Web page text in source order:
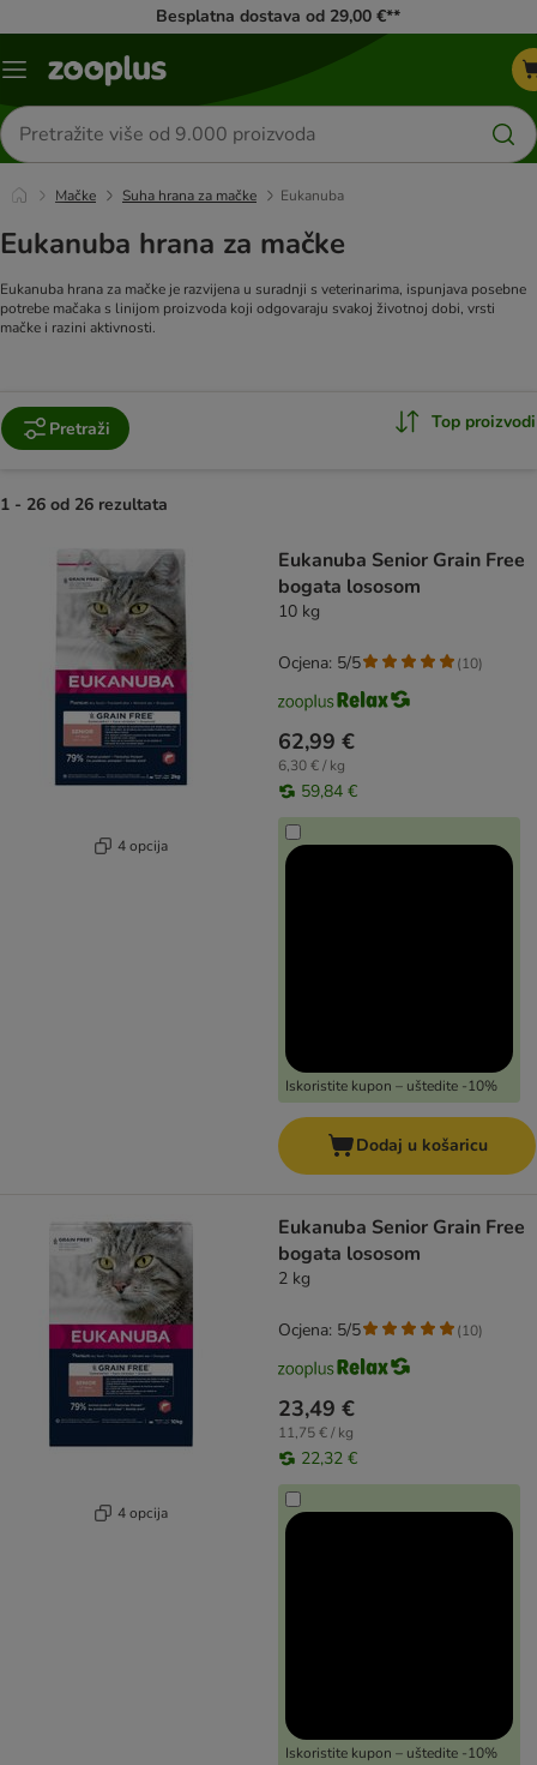
Besplatna dostava od 29,00 €**
Izbornik
Traži
proizvode
Mačke Suha hrana za mačke Eukanuba
Eukanuba hrana za mačke
Eukanuba hrana za mačke je razvijena u suradnji s veterinarima, ispunjava posebne
potrebe mačaka s linijom proizvoda koji odgovaraju svakoj životnoj dobi, vrsti
mačke i razini aktivnosti.
Pretraži Top proizvodi
1 - 26 od 26 rezultata
4 opcija
Eukanuba Senior Grain Free
bogata lososom
10 kg
62,99 €
6,30 € / kg
59,84 €
Iskoristite kupon – uštedite -10%
Ocjena: 5/5 (10)
Dodaj u košaricu
4 opcija
Eukanuba Senior Grain Free
bogata lososom
2 kg
23,49 €
11,75 € / kg
22,32 €
Iskoristite kupon – uštedite -10%
Ocjena: 5/5 (10)